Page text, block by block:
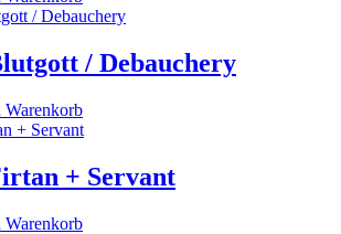
/ Debauchery
Warenkorb
+ Servant
Warenkorb